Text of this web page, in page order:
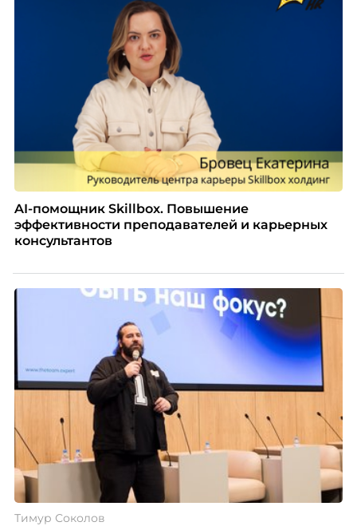
компании ТЕХНОНИКОЛЬ.
AI-помощник Skillbox. Повышение
эффективности преподавателей и карьерных
консультантов
Тимур Соколов